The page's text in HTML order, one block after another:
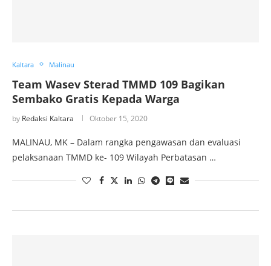
Kaltara Malinau
Team Wasev Sterad TMMD 109 Bagikan
Sembako Gratis Kepada Warga
by Redaksi Kaltara Oktober 15, 2020
MALINAU, MK – Dalam rangka pengawasan dan evaluasi
pelaksanaan TMMD ke- 109 Wilayah Perbatasan …